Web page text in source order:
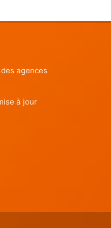
agences
à jour